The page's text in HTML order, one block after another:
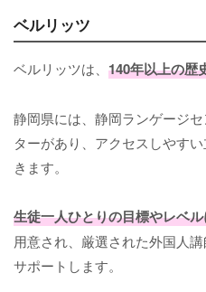
ベルリッツ
ベルリッツは、 140年以上の歴
静岡県には、静岡ランゲージ
ターがあり、アクセスしやす
きます。
生徒一人ひとりの目標やレベ
用意され、厳選された外国人
サポートします。